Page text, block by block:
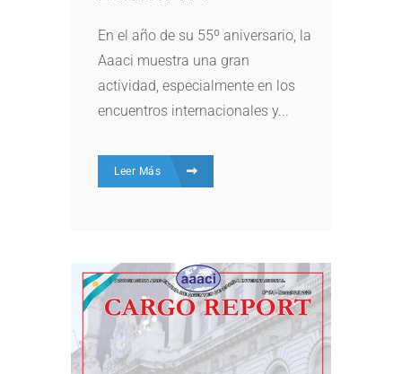
En el año de su 55º aniversario, la
Aaaci muestra una gran
actividad, especialmente en los
encuentros internacionales y...
Leer Más